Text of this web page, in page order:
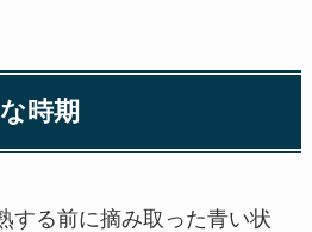
時期
する前に摘み取った青い状